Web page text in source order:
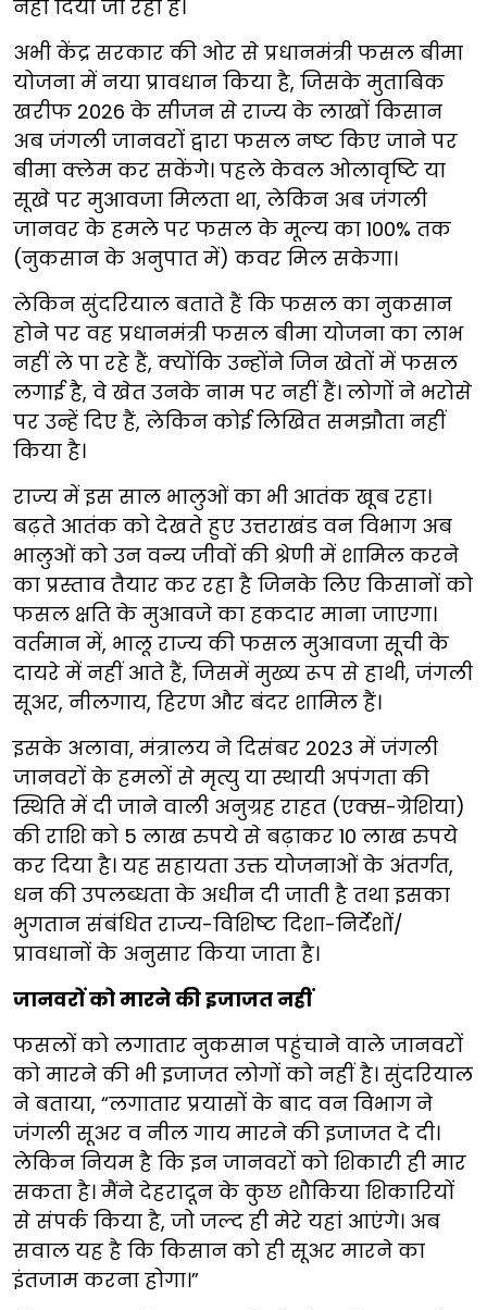
नहीं दिया जा रहा है।
अभी केंद्र सरकार की ओर से प्रधानमंत्री फसल बीमा
योजना में नया प्रावधान किया है, जिसके मुताबिक
खरीफ 2026 के सीजन से राज्य के लाखों किसान
अब जंगली जानवरों द्वारा फसल नष्ट किए जाने पर
बीमा क्लेम कर सकेंगे। पहले केवल ओलावृष्टि या
सूखे पर मुआवजा मिलता था, लेकिन अब जंगली
जानवर के हमले पर फसल के मूल्य का 100% तक
(नुकसान के अनुपात में) कवर मिल सकेगा।
लेकिन सुंदरियाल बताते हैं कि फसल का नुकसान
होने पर वह प्रधानमंत्री फसल बीमा योजना का लाभ
नहीं ले पा रहे हैं, क्योंकि उन्होंने जिन खेतों में फसल
लगाई है, वे खेत उनके नाम पर नहीं हैं। लोगों ने भरोसे
पर उन्हें दिए हैं, लेकिन कोई लिखित समझौता नहीं
किया है।
राज्य में इस साल भालुओं का भी आतंक खूब रहा।
बढ़ते आतंक को देखते हुए उत्तराखंड वन विभाग अब
भालुओं को उन वन्य जीवों की श्रेणी में शामिल करने
का प्रस्ताव तैयार कर रहा है जिनके लिए किसानों को
फसल क्षति के मुआवजे का हकदार माना जाएगा।
वर्तमान में, भालू राज्य की फसल मुआवजा सूची के
दायरे में नहीं आते हैं, जिसमें मुख्य रूप से हाथी, जंगली
सूअर, नीलगाय, हिरण और बंदर शामिल हैं।
इसके अलावा, मंत्रालय ने दिसंबर 2023 में जंगली
जानवरों के हमलों से मृत्यु या स्थायी अपंगता की
स्थिति में दी जाने वाली अनुग्रह राहत (एक्स-ग्रेशिया)
की राशि को 5 लाख रुपये से बढ़ाकर 10 लाख रुपये
कर दिया है। यह सहायता उक्त योजनाओं के अंतर्गत,
धन की उपलब्धता के अधीन दी जाती है तथा इसका
भुगतान संबंधित राज्य-विशिष्ट दिशा-निर्देशों/
प्रावधानों के अनुसार किया जाता है।
जानवरों को मारने की इजाजत नहीं
फसलों को लगातार नुकसान पहुंचाने वाले जानवरों
को मारने की भी इजाजत लोगों को नहीं है। सुंदरियाल
ने बताया, “लगातार प्रयासों के बाद वन विभाग ने
जंगली सूअर व नील गाय मारने की इजाजत दे दी।
लेकिन नियम है कि इन जानवरों को शिकारी ही मार
सकता है। मैंने देहरादून के कुछ शौकिया शिकारियों
से संपर्क किया है, जो जल्द ही मेरे यहां आएंगे। अब
सवाल यह है कि किसान को ही सूअर मारने का
इंतजाम करना होगा।”